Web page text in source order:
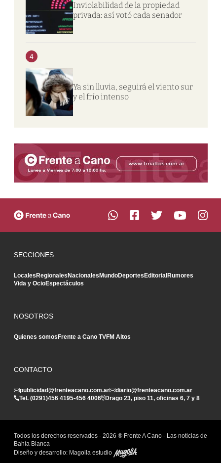
Inviolabilidad de la propiedad
privada: así votó cada senador
4
Ya sin lluvia, seguirá el viento sur
y el frío intenso
SECCIONES
Locales Regionales Nacionales MundoDeportes Editorial Rumores
Vida y OcioEspectáculos
NOSOTROS
Quienes somos Frente a Cano TVFM Altos
CONTACTO
publicidad@frenteacano.com.ar
diario@frenteacano.com.ar
Tel. (0291)456 4195-456 4006 Drago 23, piso 11, oficinas 6, 7 y 8
Todos los derechos reservados - 2026 ® Frente A Cano - Las noticias de
Bahía Blanca
Diseño y desarrollo: Magolla estudio